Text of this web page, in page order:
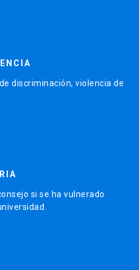
discriminación, violencia de
si se ha vulnerado